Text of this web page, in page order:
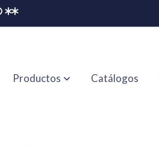
**
Productos Catálogos